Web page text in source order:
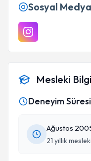
Sosyal
Mesleki
Deneyim Süresi
Ağustos
21 yıllık